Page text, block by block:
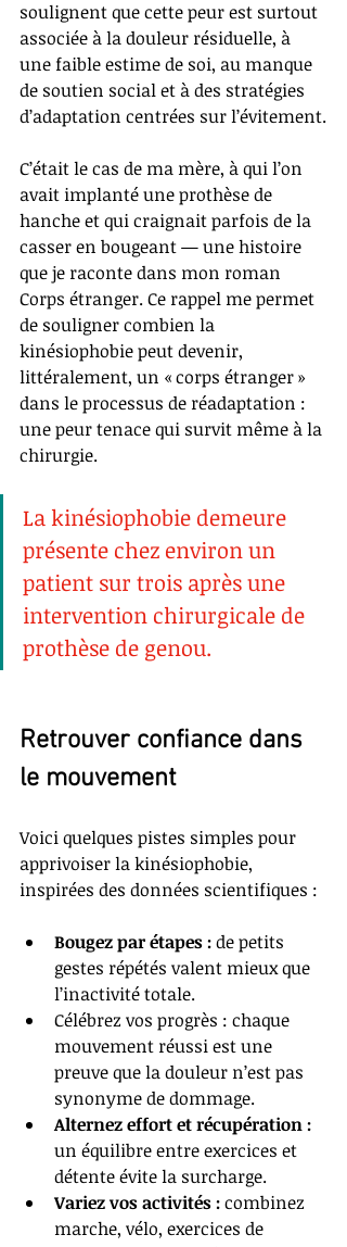
soulignent que cette peur est surtout
associée à la douleur résiduelle, à
une faible estime de soi, au manque
de soutien social et à des stratégies
d’adaptation centrées sur l’évitement.
C’était le cas de ma mère, à qui l’on
avait implanté une prothèse de
hanche et qui craignait parfois de la
casser en bougeant — une histoire
que je raconte dans mon roman
Corps étranger. Ce rappel me permet
de souligner combien la
kinésiophobie peut devenir,
littéralement, un « corps étranger »
dans le processus de réadaptation :
une peur tenace qui survit même à la
chirurgie.
La kinésiophobie demeure
présente chez environ un
patient sur trois après une
intervention chirurgicale de
prothèse de genou.
Retrouver confiance dans
le mouvement
Voici quelques pistes simples pour
apprivoiser la kinésiophobie,
inspirées des données scientifiques :
Bougez par étapes : de petits
gestes répétés valent mieux que
l’inactivité totale.
Célébrez vos progrès : chaque
mouvement réussi est une
preuve que la douleur n’est pas
synonyme de dommage.
Alternez effort et récupération :
un équilibre entre exercices et
détente évite la surcharge.
Variez vos activités : combinez
marche, vélo, exercices de